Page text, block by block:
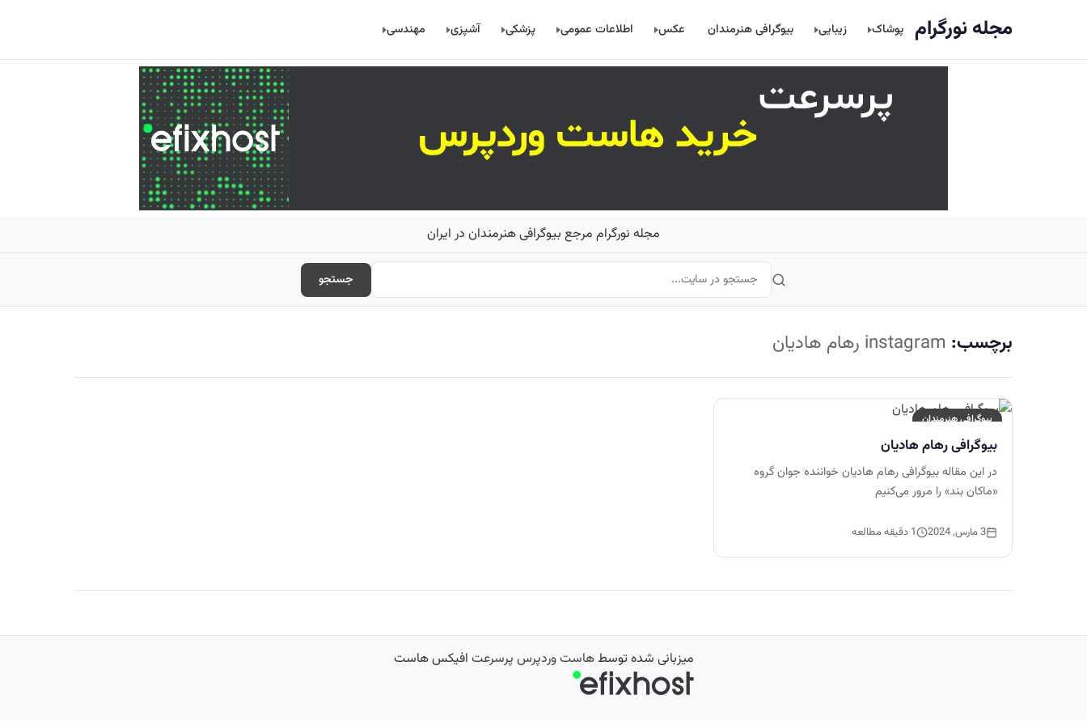
مجله نورگرام پوشاک زیبایی بیوگرافی هنرمندان عکس اطلاعات عمومی پزشکی آشپزی مهندسی
مجله نورگرام مرجع بیوگرافی هنرمندان در ایران
جستجو
برچسب: instagram رهام هادیان
بیوگرافی هنرمندان
بیوگرافی رهام هادیان
در این مقاله بیوگرافی رهام هادیان خواننده جوان گروه
«ماکان بند» را مرور می‌کنیم
3 مارس, 2024 1 دقیقه مطالعه
میزبانی شده توسطهاست وردپرس پرسرعت افیکس هاست